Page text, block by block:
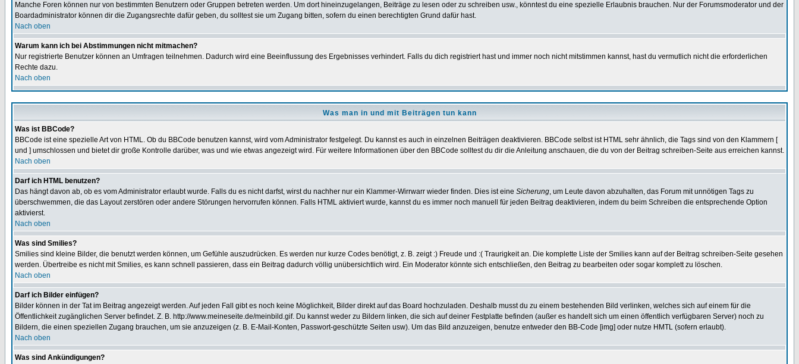
Manche Foren können nur von bestimmten Benutzern oder Gruppen betreten werden. Um dort hineinzugelangen, Beiträge zu lesen oder zu schreiben usw., könntest du eine spezielle Erlaubnis brauchen. Nur der Forumsmoderator und der
Boardadministrator können dir die Zugangsrechte dafür geben, du solltest sie um Zugang bitten, sofern du einen berechtigten Grund dafür hast.
Nach oben
Warum kann ich bei Abstimmungen nicht mitmachen?
Nur registrierte Benutzer können an Umfragen teilnehmen. Dadurch wird eine Beeinflussung des Ergebnisses verhindert. Falls du dich registriert hast und immer noch nicht mitstimmen kannst, hast du vermutlich nicht die erforderlichen
Rechte dazu.
Nach oben
Was man in und mit Beiträgen tun kann
Was ist BBCode?
BBCode ist eine spezielle Art von HTML. Ob du BBCode benutzen kannst, wird vom Administrator festgelegt. Du kannst es auch in einzelnen Beiträgen deaktivieren. BBCode selbst ist HTML sehr ähnlich, die Tags sind von den Klammern [
und ] umschlossen und bietet dir große Kontrolle darüber, was und wie etwas angezeigt wird. Für weitere Informationen über den BBCode solltest du dir die Anleitung anschauen, die du von der Beitrag schreiben-Seite aus erreichen kannst.
Nach oben
Darf ich HTML benutzen?
Das hängt davon ab, ob es vom Administrator erlaubt wurde. Falls du es nicht darfst, wirst du nachher nur ein Klammer-Wirrwarr wieder finden. Dies ist eine Sicherung, um Leute davon abzuhalten, das Forum mit unnötigen Tags zu
überschwemmen, die das Layout zerstören oder andere Störungen hervorrufen können. Falls HTML aktiviert wurde, kannst du es immer noch manuell für jeden Beitrag deaktivieren, indem du beim Schreiben die entsprechende Option
aktivierst.
Nach oben
Was sind Smilies?
Smilies sind kleine Bilder, die benutzt werden können, um Gefühle auszudrücken. Es werden nur kurze Codes benötigt, z. B. zeigt :) Freude und :( Traurigkeit an. Die komplette Liste der Smilies kann auf der Beitrag schreiben-Seite gesehen
werden. Übertreibe es nicht mit Smilies, es kann schnell passieren, dass ein Beitrag dadurch völlig unübersichtlich wird. Ein Moderator könnte sich entschließen, den Beitrag zu bearbeiten oder sogar komplett zu löschen.
Nach oben
Darf ich Bilder einfügen?
Bilder können in der Tat im Beitrag angezeigt werden. Auf jeden Fall gibt es noch keine Möglichkeit, Bilder direkt auf das Board hochzuladen. Deshalb musst du zu einem bestehenden Bild verlinken, welches sich auf einem für die
Öffentlichkeit zugänglichen Server befindet. Z. B. http://www.meineseite.de/meinbild.gif. Du kannst weder zu Bildern linken, die sich auf deiner Festplatte befinden (außer es handelt sich um einen öffentlich verfügbaren Server) noch zu
Bildern, die einen speziellen Zugang brauchen, um sie anzuzeigen (z. B. E-Mail-Konten, Passwort-geschützte Seiten usw). Um das Bild anzuzeigen, benutze entweder den BB-Code [img] oder nutze HMTL (sofern erlaubt).
Nach oben
Was sind Ankündigungen?